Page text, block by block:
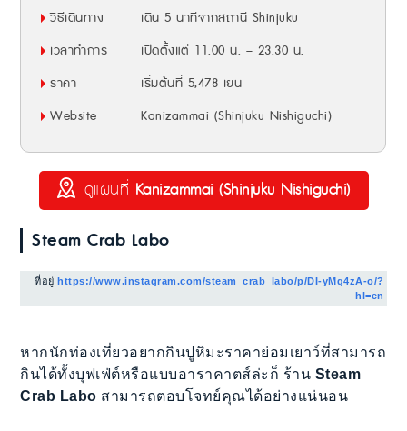
วิธีเดินทาง
เดิน 5 นาทีจากสถานี Shinjuku
เวลาทำการ
เปิดตั้งแต่ 11.00 น. – 23.30 น.
ราคา
เริ่มต้นที่ 5,478 เยน
Website
Kanizammai (Shinjuku Nishiguchi)
ดูแผนที่ Kanizammai (Shinjuku Nishiguchi)
Steam Crab Labo
ที่อยู่ https://www.instagram.com/steam_crab_labo/p/DI-yMg4zA-o/?
hl=en
หากนักท่องเที่ยวอยากกินปูหิมะราคาย่อมเยาว์ที่สามารถ
กินได้ทั้งบุฟเฟ่ต์หรือแบบอาราคาตส์ล่ะก็ ร้าน Steam
Crab Labo สามารถตอบโจทย์คุณได้อย่างแน่นอน